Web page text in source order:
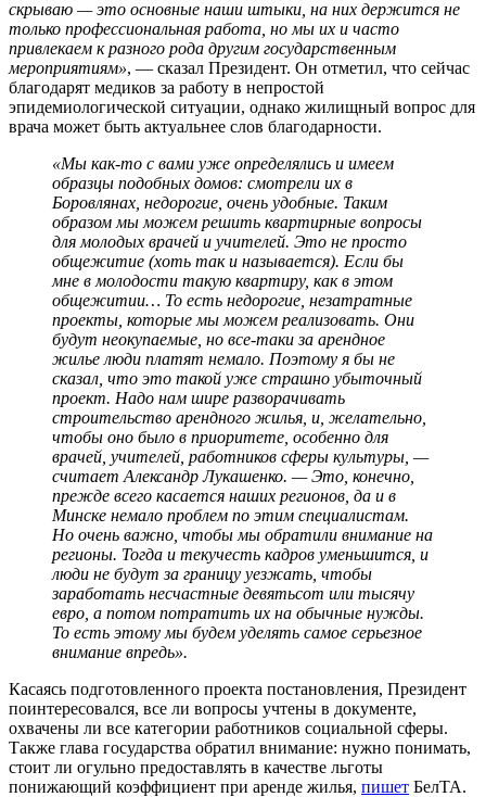
скрываю — это основные наши штыки, на них держится не
только профессиональная работа, но мы их и часто
привлекаем к разного рода другим государственным
мероприятиям», — сказал Президент. Он отметил, что сейчас
благодарят медиков за работу в непростой
эпидемиологической ситуации, однако жилищный вопрос для
врача может быть актуальнее слов благодарности.
«Мы как-то с вами уже определялись и имеем
образцы подобных домов: смотрели их в
Боровлянах, недорогие, очень удобные. Таким
образом мы можем решить квартирные вопросы
для молодых врачей и учителей. Это не просто
общежитие (хоть так и называется). Если бы
мне в молодости такую квартиру, как в этом
общежитии… То есть недорогие, незатратные
проекты, которые мы можем реализовать. Они
будут неокупаемые, но все-таки за арендное
жилье люди платят немало. Поэтому я бы не
сказал, что это такой уже страшно убыточный
проект. Надо нам шире разворачивать
строительство арендного жилья, и, желательно,
чтобы оно было в приоритете, особенно для
врачей, учителей, работников сферы культуры, —
считает Александр Лукашенко. — Это, конечно,
прежде всего касается наших регионов, да и в
Минске немало проблем по этим специалистам.
Но очень важно, чтобы мы обратили внимание на
регионы. Тогда и текучесть кадров уменьшится, и
люди не будут за границу уезжать, чтобы
заработать несчастные девятьсот или тысячу
евро, а потом потратить их на обычные нужды.
То есть этому мы будем уделять самое серьезное
внимание впредь».
Касаясь подготовленного проекта постановления, Президент
поинтересовался, все ли вопросы учтены в документе,
охвачены ли все категории работников социальной сферы.
Также глава государства обратил внимание: нужно понимать,
стоит ли огульно предоставлять в качестве льготы
понижающий коэффициент при аренде жилья, пишет БелТА.